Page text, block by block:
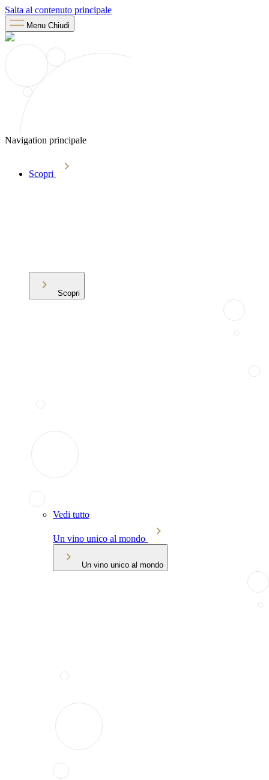
Salta al contenuto principale
Menu Chiudi
Navigation principale
Scopri
Scopri
Vedi tutto
Un vino unico al mondo
Un vino unico al mondo